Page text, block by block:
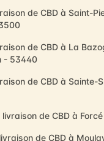
de CBD à Saint-
de CBD à La
- 53440
de CBD à Sainte-
de CBD à
de CBD à